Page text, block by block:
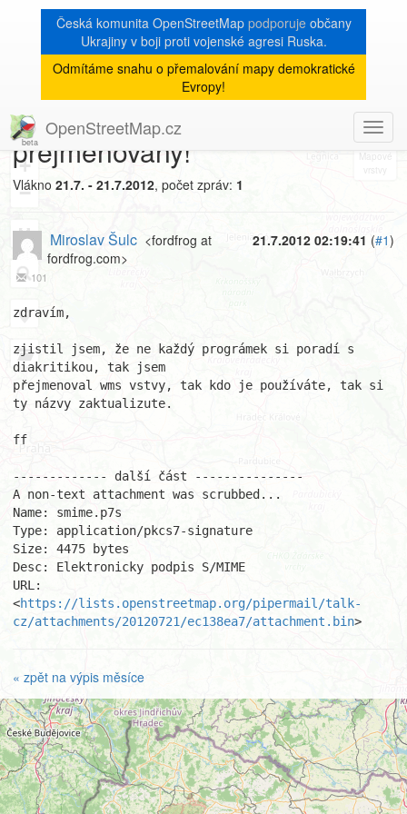
Česká komunita OpenStreetMap podporujeobčany
Ukrajiny v boji proti vojenské agresi Ruska.
Odmítáme snahu o přemalování mapy demokratické
Evropy!
OpenStreetMap.cz
8
+
−
« zpět na výpis měsíce
[Talk-cz]
rúian wms vrstvy
přejmenovány!
Vlákno 21.7. - 21.7.2012, počet zpráv: 1
21.7.2012 02:19:41 (#1)
Miroslav Šulc <fordfrog at
fordfrog.com>
101
zdravím,
zjistil jsem, že ne každý prográmek si poradí s
diakritikou, tak jsem
přejmenoval wms vstvy, tak kdo je používáte, tak si
ty názvy zaktualizute.
ff
------------- další část ---------------
A non-text attachment was scrubbed...
Name: smime.p7s
Type: application/pkcs7-signature
Size: 4475 bytes
Desc: Elektronicky podpis S/MIME
URL:
<https://lists.openstreetmap.org/pipermail/talk-
cz/attachments/20120721/ec138ea7/attachment.bin>
« zpět na výpis měsíce